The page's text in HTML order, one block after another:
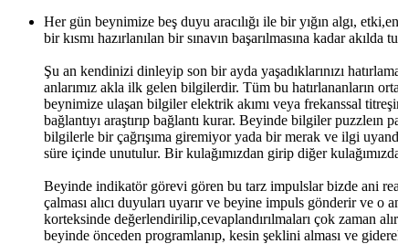
Her gün beynimize beş duyu aracılığı ile bir yığın algı,
bir kısmı hazırlanılan bir sınavın başarılmasına kadar
Şu an kendinizi dinleyip son bir ayda yaşadıklarınızı
anlarımız akla ilk gelen bilgilerdir. Tüm bu hatırlananların
beynimize ulaşan bilgiler elektrik akımı veya frekanssal
bağlantıyı araştırıp bağlantı kurar. Beyinde bilgiler
bilgilerle bir çağrışıma giremiyor yada bir merak ve ilgi
süre içinde unutulur. Bir kulağımızdan girip diğer
Beyinde indikatör görevi gören bu tarz impulslar bizde ani
çalması alıcı duyuları uyarır ve beyine impuls gönderir ve
korteksinde değerlendirilip,cevaplandırılmaları çok zaman
beyinde önceden programlanıp, kesin şeklini alması ve